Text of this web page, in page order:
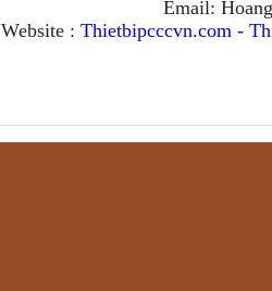
Email:
Website : Thietbipcccvn.com -